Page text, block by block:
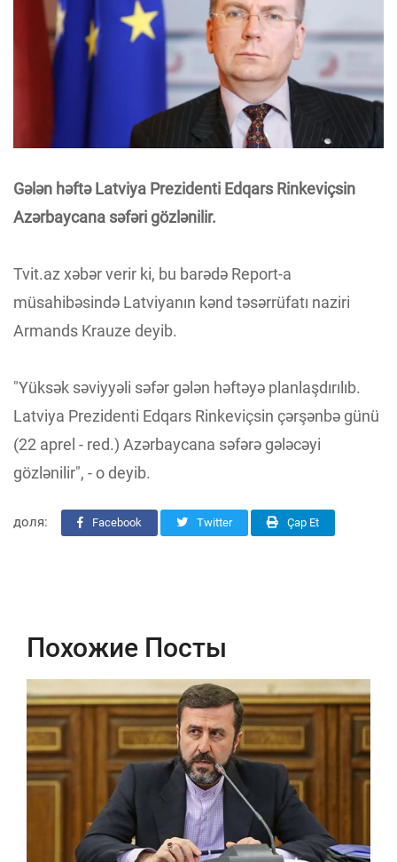
Gələn həftə Latviya Prezidenti Edqars Rinkeviçsin
Azərbaycana səfəri gözlənilir.
Tvit.az xəbər verir ki, bu barədə Report-a
müsahibəsində Latviyanın kənd təsərrüfatı naziri
Armands Krauze deyib.
"Yüksək səviyyəli səfər gələn həftəyə planlaşdırılıb.
Latviya Prezidenti Edqars Rinkeviçsin çərşənbə günü
(22 aprel - red.) Azərbaycana səfərə gələcəyi
gözlənilir", - o deyib.
доля: Facebook Twitter Çap Et
Похожие Посты